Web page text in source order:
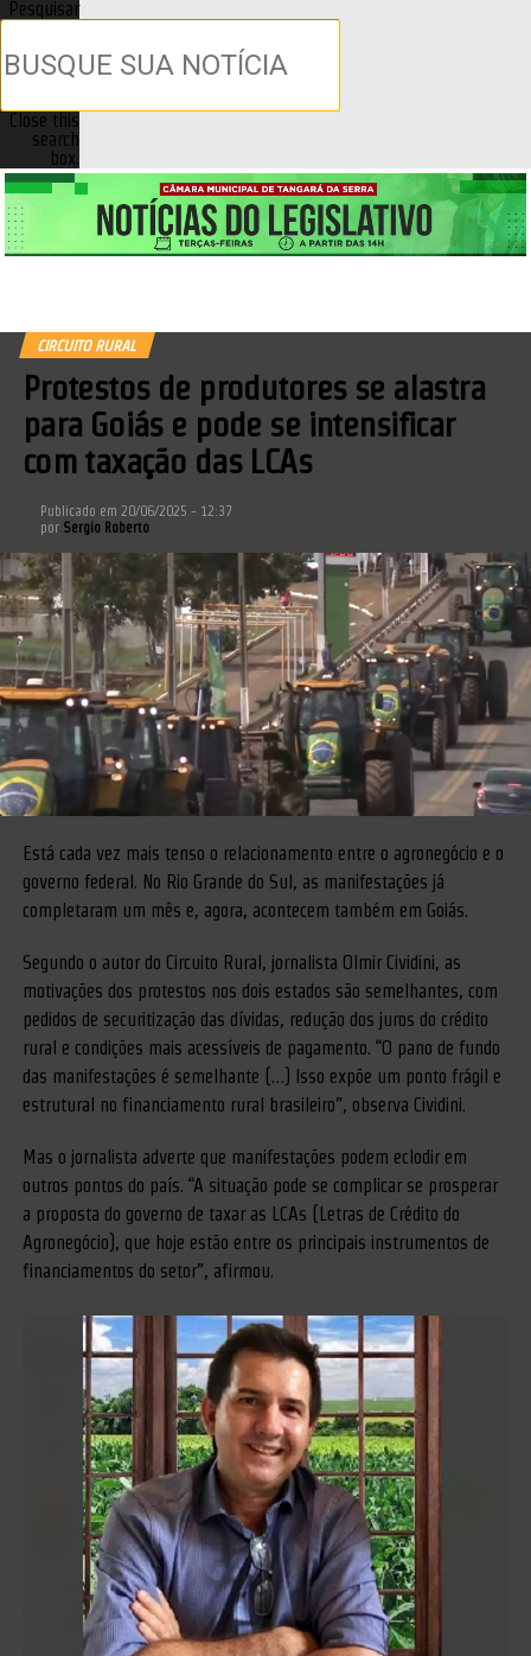
Pesquisar
Close this
search
box.
CIRCUITO RURAL
Protestos de produtores se alastra
para Goiás e pode se intensificar
com taxação das LCAs
Publicado em 20/06/2025 - 12:37
por Sergio Roberto
Está cada vez mais tenso o relacionamento entre o agronegócio e o
governo federal. No Rio Grande do Sul, as manifestações já
completaram um mês e, agora, acontecem também em Goiás.
Segundo o autor do Circuito Rural, jornalista Olmir Cividini, as
motivações dos protestos nos dois estados são semelhantes, com
pedidos de securitização das dívidas, redução dos juros do crédito
rural e condições mais acessíveis de pagamento. “O pano de fundo
das manifestações é semelhante (…) Isso expõe um ponto frágil e
estrutural no financiamento rural brasileiro”, observa Cividini.
Mas o jornalista adverte que manifestações podem eclodir em
outros pontos do país. “A situação pode se complicar se prosperar
a proposta do governo de taxar as LCAs (Letras de Crédito do
Agronegócio), que hoje estão entre os principais instrumentos de
financiamentos do setor”, afirmou.